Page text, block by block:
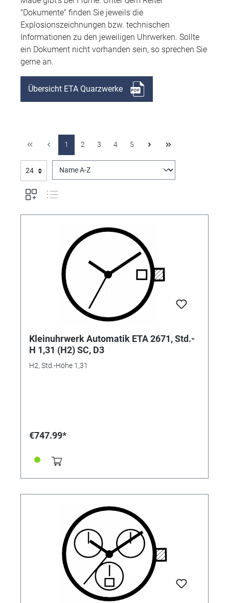
"Dokumente" finden Sie jeweils die
Explosionszeichnungen bzw. technischen
Informationen zu den jeweiligen Uhrwerken. Sollte
ein Dokument nicht vorhanden sein, so sprechen Sie
gerne an.
Übersicht ETA Quarzwerke
1 2 3 4 5
Kleinuhrwerk Automatik ETA 2671, Std.-
H 1,31 (H2) SC, D3
H2, Std.-Höhe 1,31
€747.99*